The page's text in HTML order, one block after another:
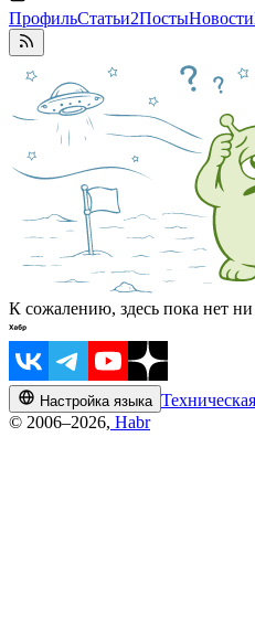
ПрофильСтатьи2ПостыНовости
К сожалению, здесь пока нет
Настройка языка
© 2006–2026, Habr